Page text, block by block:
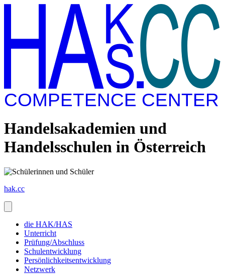
COMPETENCE CENTER
Handelsakademien und
Handelsschulen in Österreich
hak.cc
die HAK/HAS
Unterricht
Prüfung/Abschluss
Schulentwicklung
Persönlichkeitsentwicklung
Netzwerk